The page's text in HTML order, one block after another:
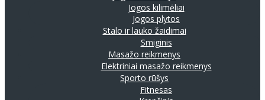
Jogos kilimėliai
Jogos plytos
Stalo ir lauko žaidimai
Smiginis
Masažo reikmenys
Elektriniai masažo reikmenys
Sporto rūšys
Fitnesas